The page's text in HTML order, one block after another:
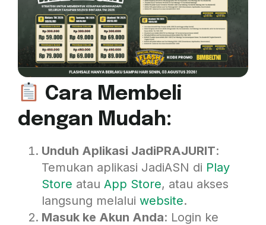
Cara Membeli
dengan Mudah:
Unduh Aplikasi JadiPRAJURIT:
Temukan aplikasi JadiASN di Play
Store atau App Store, atau akses
langsung melalui website.
Masuk ke Akun Anda: Login ke